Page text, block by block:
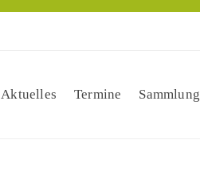
Aktuelles Termine Sammlung